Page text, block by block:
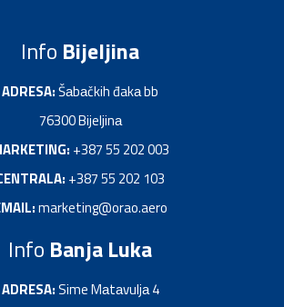
Info Bijeljina
ADRESA:Šаbаčkih đakа bb
76300 Bijeljinа
+387 55 202 003
+387 55 202 103
marketing@orao.aero
Info Banja Luka
ADRESA:Sime Mаtаvuljа 4